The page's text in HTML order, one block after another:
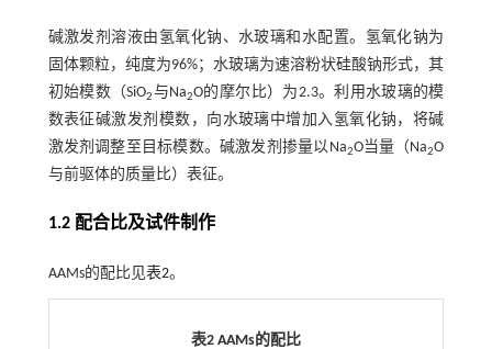
碱激发剂溶液由氢氧化钠、水玻璃和水配置。氢氧化钠为
固体颗粒，纯度为96%；水玻璃为速溶粉状硅酸钠形式，其
初始模数（SiO2与Na2O的摩尔比）为2.3。利用水玻璃的模
数表征碱激发剂模数，向水玻璃中增加入氢氧化钠，将碱
激发剂调整至目标模数。碱激发剂掺量以Na2O当量（Na2O
与前驱体的质量比）表征。
1.2 配合比及试件制作
AAMs的配比见表2。
表2 AAMs的配比